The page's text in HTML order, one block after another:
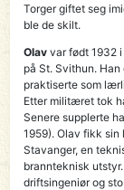
Torger giftet seg
ble de skilt.
Olav var født 1932
på St. Svithun.
praktiserte som
Etter militæret tok
Senere supplerte
1959). Olav fikk sin
Stavanger, en
brannteknisk
driftsingeniør og